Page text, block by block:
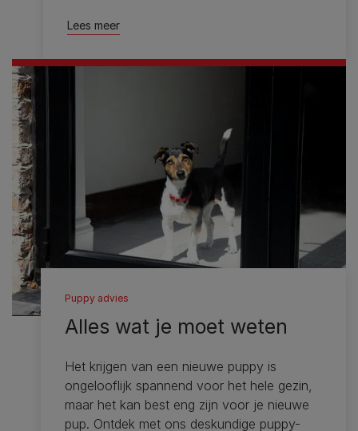
Lees meer
Puppy advies
Alles wat je moet weten
Het krijgen van een nieuwe puppy is
ongelooflijk spannend voor het hele gezin,
maar het kan best eng zijn voor je nieuwe
pup. Ontdek met ons deskundige puppy-